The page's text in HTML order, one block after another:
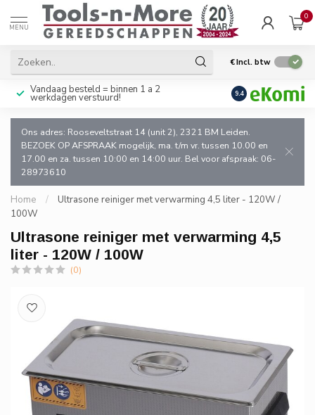
MENU
0
€Incl. btw
Vandaag besteld = binnen 1 a 2
werkdagen verstuurd!
Uitsluitend goede
en de vakman!
9.4
Ons adres: Rooseveltstraat 14 (unit 2), 2321 BM Leiden.
BEZOEK OP AFSPRAAK mogelijk, ma. t/m vr. tussen 10.00 en
17.00 en za. tussen 10:00 en 14:00 uur. Bel voor afspraak: 06-
28973610
Home /
Ultrasone reiniger met verwarming 4,5 liter - 120W /
100W
Ultrasone reiniger met verwarming 4,5
liter - 120W / 100W
(0)